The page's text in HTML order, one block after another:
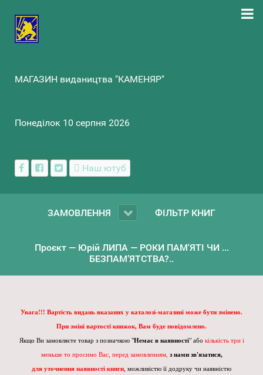
МАГАЗИН видаництва "КАМЕНЯР"
Понеділок 10 серпня 2026
Наш ютуб
ЗАМОВЛЕННЯ ФІЛЬТР КНИГ
Проєкт — Юрій ЛИПА — РОКИ ПАМ'ЯТІ ЧИ ...
БЕЗПАМ’ЯТСТВА?..
Увага!!! Вартість видань вказаних у каталозі-магазині може бути змінено.
При зміні вартості книжок, Вам буде повідомлено.
Якщо Ви замовляєте товар з позначкою "Немає в наявності" або кількість три і
меньше то просимо Вас, перед замовленням, з нами зв'язатися,
для уточнення наявності книги , можливістю її додруку чи наявністю